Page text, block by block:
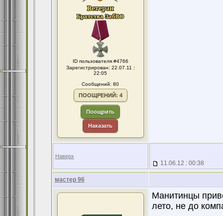
ID пользователя #4766
Зарегистрирован: 22.07.11 :
22:05
Сообщений: 80
ПООЩРЕНИЙ: 4
Поощрить
Наказать
Наверх
11.06.12 : 00:38
мастер 96
Манитинцы
лето, не до